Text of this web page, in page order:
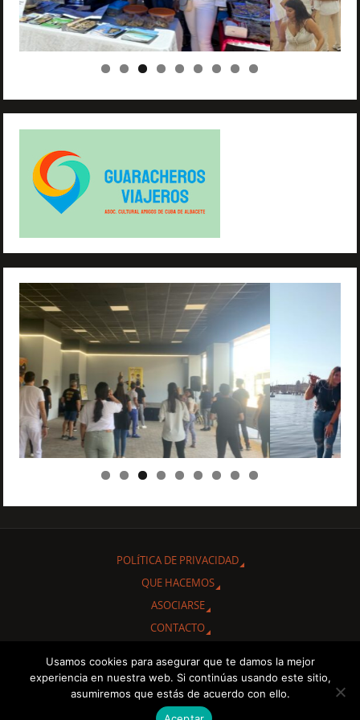
POLÍTICA DE PRIVACIDAD
QUE HACEMOS
ASOCIARSE
CONTACTO
Gracias por interesarte en conocer nuestra Asociación Cultural
"Amigos de Cuba de Albacete.
Usamos cookies para asegurar que te damos la mejor
experiencia en nuestra web. Si continúas usando este sitio,
asumiremos que estás de acuerdo con ello.